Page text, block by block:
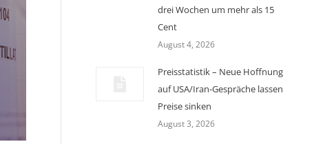
drei Wochen um mehr als 15
Cent
August 4, 2026
Preisstatistik – Neue Hoffnung
auf USA/Iran-Gespräche lassen
Preise sinken
August 3, 2026